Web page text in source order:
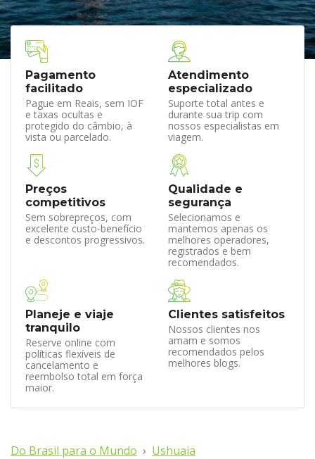
Pagamento
facilitado
Pague em Reais, sem IOF
e taxas ocultas e
protegido do câmbio, à
vista ou parcelado.
Atendimento
especializado
Suporte total antes e
durante sua trip com
nossos especialistas em
viagem.
Preços
competitivos
Sem sobrepreços, com
excelente custo-benefício
e descontos progressivos.
Qualidade e
segurança
Selecionamos e
mantemos apenas os
melhores operadores,
registrados e bem
recomendados.
Planeje e viaje
tranquilo
Reserve online com
políticas flexíveis de
cancelamento e
reembolso total em força
maior.
Clientes satisfeitos
Nossos clientes nos
amam e somos
recomendados pelos
melhores blogs.
Do Brasil para o Mundo
Ushuaia